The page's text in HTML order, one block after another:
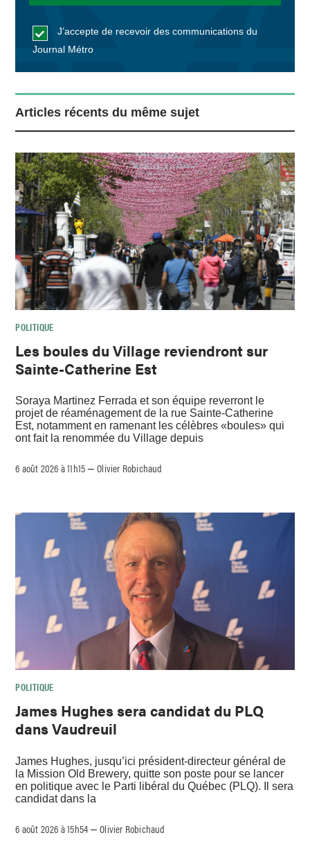
J’accepte de recevoir des communications du
Journal Métro
Articles récents du même sujet
POLITIQUE
Les boules du Village reviendront sur
Sainte-Catherine Est
Soraya Martinez Ferrada et son équipe reverront le
projet de réaménagement de la rue Sainte-Catherine
Est, notamment en ramenant les célèbres «boules» qui
ont fait la renommée du Village depuis
6 août 2026 à 11h15 –Olivier Robichaud
POLITIQUE
James Hughes sera candidat du PLQ
dans Vaudreuil
James Hughes, jusqu’ici président-directeur général de
la Mission Old Brewery, quitte son poste pour se lancer
en politique avec le Parti libéral du Québec (PLQ). Il sera
candidat dans la
6 août 2026 à 15h54 –Olivier Robichaud